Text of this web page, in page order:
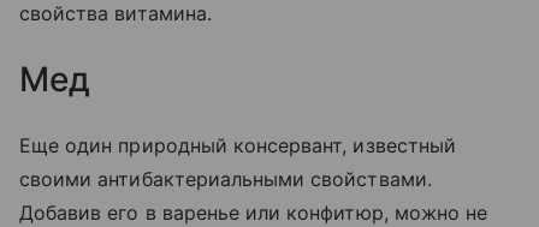
свойства витамина.
Мед
Еще один природный консервант, известный
своими антибактериальными свойствами.
Добавив его в варенье или конфитюр, можно не